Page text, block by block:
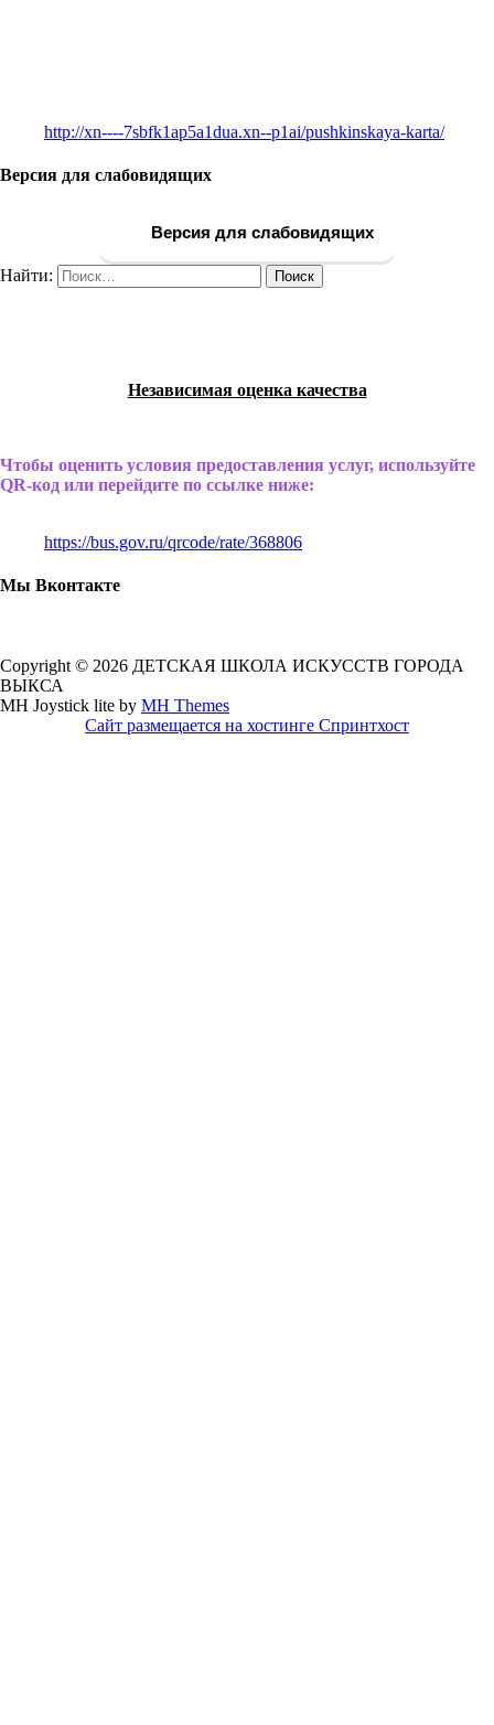
http://xn----7sbfk1ap5a1dua.xn--p1ai/pushkinskaya-karta/
Версия для слабовидящих
Версия для слабовидящих
Найти:
Независимая оценка качества
Чтобы оценить условия предоставления услуг, используйте
QR-код или перейдите по ссылке ниже:
https://bus.gov.ru/qrcode/rate/368806
Мы Вконтакте
Copyright © 2026 ДЕТСКАЯ ШКОЛА ИСКУССТВ ГОРОДА
ВЫКСА
MH Joystick lite by MH Themes
Сайт размещается на хостинге Спринтхост